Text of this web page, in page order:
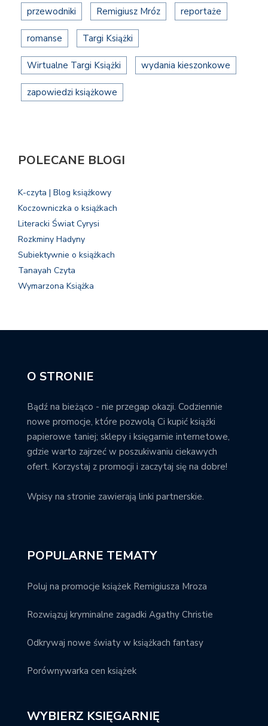
przewodniki Remigiusz Mróz reportaże
romanse Targi Książki
Wirtualne Targi Książki wydania kieszonkowe
zapowiedzi książkowe
POLECANE BLOGI
K-czyta | Blog książkowy
Koczowniczka o książkach
Literacki Świat Cyrysi
Rozkminy Hadyny
Subiektywnie o książkach
Tanayah Czyta
Wymarzona Książka
O STRONIE
Bądź na bieżąco - nie przegap okazji. Codziennie
nowe promocje, które pozwolą Ci kupić książki
papierowe taniej; sklepy i księgarnie internetowe,
gdzie warto zajrzeć w poszukiwaniu ciekawych
ofert. Korzystaj z promocji i zaczytaj się na dobre!
Wpisy na stronie zawierają linki partnerskie.
POPULARNE TEMATY
Poluj na promocje książek Remigiusza Mroza
Rozwiązuj kryminalne zagadki Agathy Christie
Odkrywaj nowe światy w książkach fantasy
Porównywarka cen książek
WYBIERZ KSIĘGARNIĘ